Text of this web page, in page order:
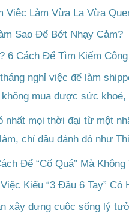
Việc Làm Vừa Lạ Vừa
Sao Để Bớt Nhạy Cảm?
6 Cách Để Tìm Kiếm
nghỉ việc để làm
mua được sức
nhất mọi thời đại từ một
chỉ đâu đánh đó như
Để “Cố Quá” Mà Không
Kiểu “3 Đầu 6 Tay”
xây dựng cuộc sống lý